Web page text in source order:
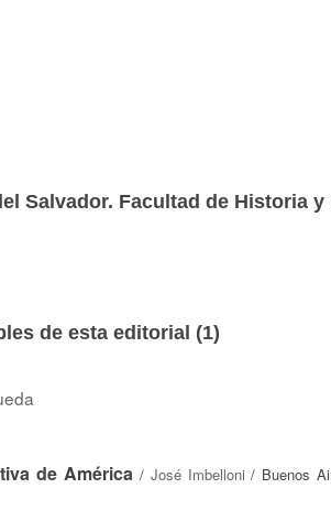
Salvador. Facultad de Historia y
de esta editorial (1)
de América / José Imbelloni / Buenos